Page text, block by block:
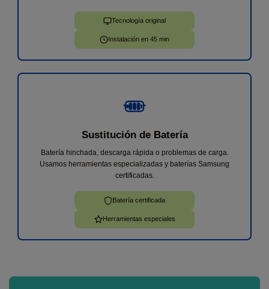
Tecnología original
Instalación en 45 min
Sustitución de Batería
Batería hinchada, descarga rápida o problemas de carga.
Usamos herramientas especializadas y baterías Samsung
certificadas.
Batería certificada
Herramientas especiales